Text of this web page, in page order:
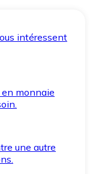
intéressent
monnaie
une autre